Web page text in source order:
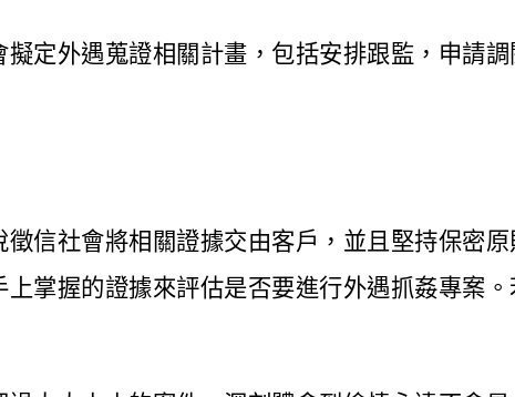
定外遇蒐證相關計畫，包括安排跟監，申請
信社會將相關證據交由客戶，並且堅持保密
掌握的證據來評估是否要進行外遇抓姦專案